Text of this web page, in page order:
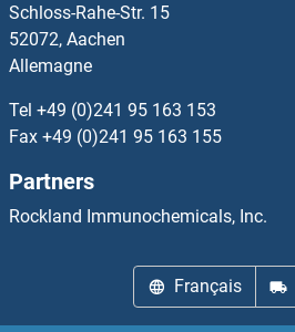
LIN52 Anticorps
LIN54 Anticorps
LIN7A Anticorps
LIN7B Anticorps
Schloss-Rahe-Str. 15
52072, Aachen
Allemagne
Tel +49 (0)241 95 163 153
Fax +49 (0)241 95 163 155
Partners
Rockland Immunochemicals, Inc.
Français